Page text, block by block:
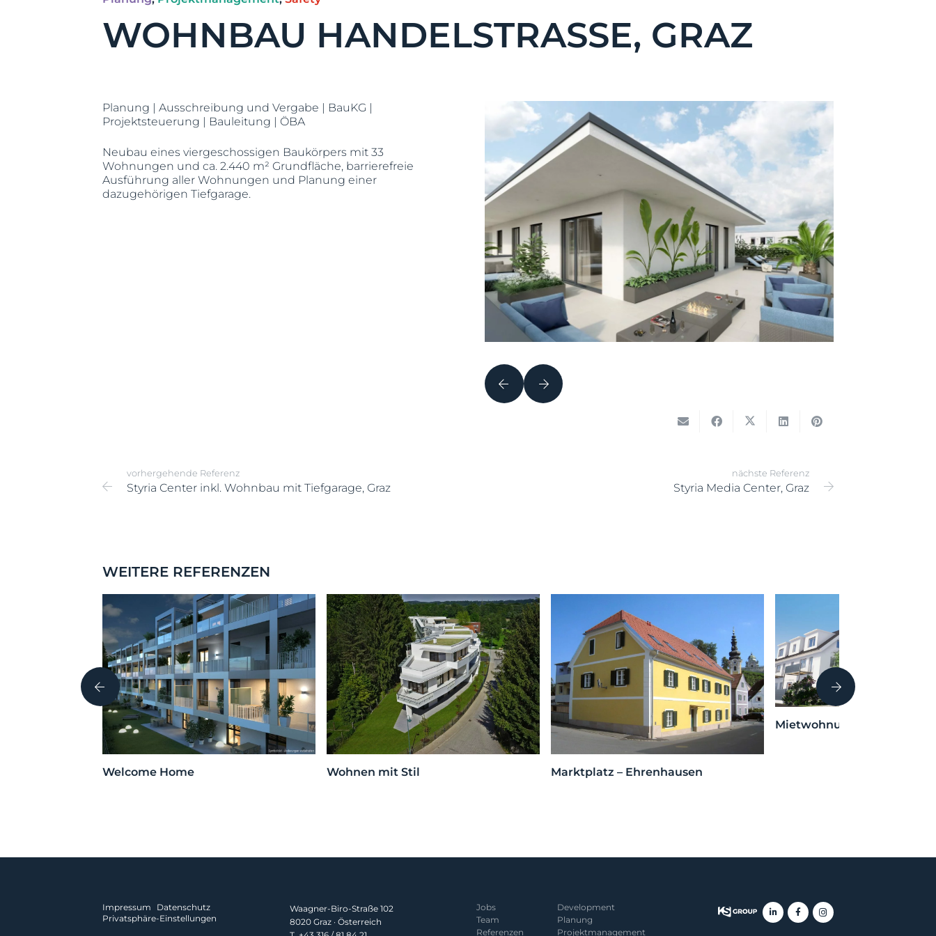
WOHNBAU HANDELSTRASSE, GRAZ
Planung | Ausschreibung und Vergabe | BauKG |
Projektsteuerung | Bauleitung | ÖBA
Neubau eines viergeschossigen Baukörpers mit 33
Wohnungen und ca. 2.440 m² Grundfläche, barrierefreie
Ausführung aller Wohnungen und Planung einer
dazugehörigen Tiefgarage.
vorhergehende Referenz
Styria Center inkl. Wohnbau mit Tiefgarage, Graz
nächste Referenz
Styria Media Center, Graz
WEITERE REFERENZEN
Welcome Home
Wohnen mit Stil Marktplatz – Ehrenhausen
Mietwohnungen Söding
Impressum
Datenschutz
Privatsphäre-Einstellungen
Waagner-Biro-Straße 102
8020 Graz · Österreich
Jobs
Team
Referenzen
Development
Planung
Projekt­management